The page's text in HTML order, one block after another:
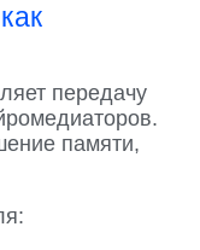
передачу
памяти,